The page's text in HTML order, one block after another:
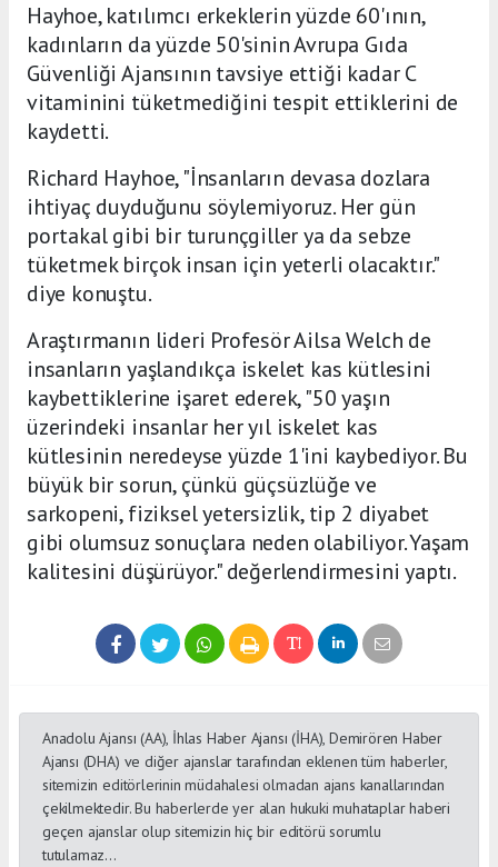
Hayhoe, katılımcı erkeklerin yüzde 60'ının,
kadınların da yüzde 50'sinin Avrupa Gıda
Güvenliği Ajansının tavsiye ettiği kadar C
vitaminini tüketmediğini tespit ettiklerini de
kaydetti.
Richard Hayhoe, "İnsanların devasa dozlara
ihtiyaç duyduğunu söylemiyoruz. Her gün
portakal gibi bir turunçgiller ya da sebze
tüketmek birçok insan için yeterli olacaktır."
diye konuştu.
Araştırmanın lideri Profesör Ailsa Welch de
insanların yaşlandıkça iskelet kas kütlesini
kaybettiklerine işaret ederek, "50 yaşın
üzerindeki insanlar her yıl iskelet kas
kütlesinin neredeyse yüzde 1'ini kaybediyor. Bu
büyük bir sorun, çünkü güçsüzlüğe ve
sarkopeni, fiziksel yetersizlik, tip 2 diyabet
gibi olumsuz sonuçlara neden olabiliyor. Yaşam
kalitesini düşürüyor." değerlendirmesini yaptı.
Anadolu Ajansı (AA), İhlas Haber Ajansı (İHA), Demirören Haber
Ajansı (DHA) ve diğer ajanslar tarafından eklenen tüm haberler,
sitemizin editörlerinin müdahalesi olmadan ajans kanallarından
çekilmektedir. Bu haberlerde yer alan hukuki muhataplar haberi
geçen ajanslar olup sitemizin hiç bir editörü sorumlu
tutulamaz...